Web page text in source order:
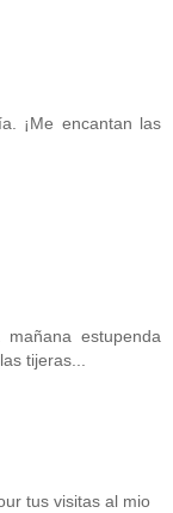
¡Me encantan las
estupenda
tijeras...
tus visitas al mio